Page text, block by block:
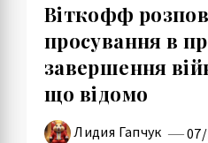
Віткофф
просування в
завершення
що відомо
Лидия Гапчук